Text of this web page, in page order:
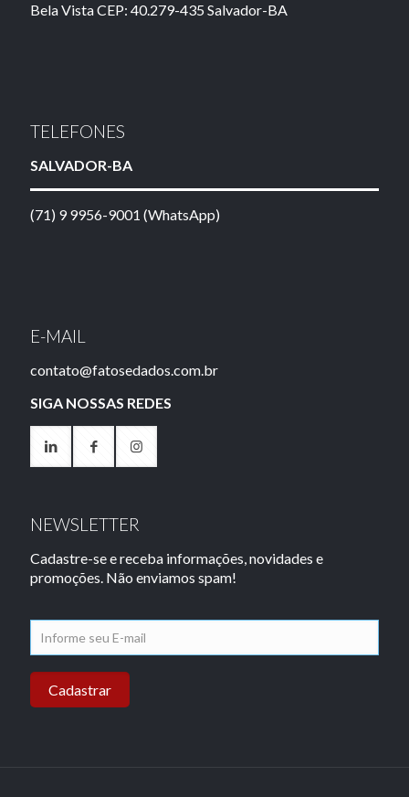
Bela Vista CEP: 40.279-435 Salvador-BA
TELEFONES
SALVADOR-BA
(71) 9 9956-9001 (WhatsApp)
E-MAIL
contato@fatosedados.com.br
SIGA NOSSAS REDES
NEWSLETTER
Cadastre-se e receba informações, novidades e
promoções. Não enviamos spam!